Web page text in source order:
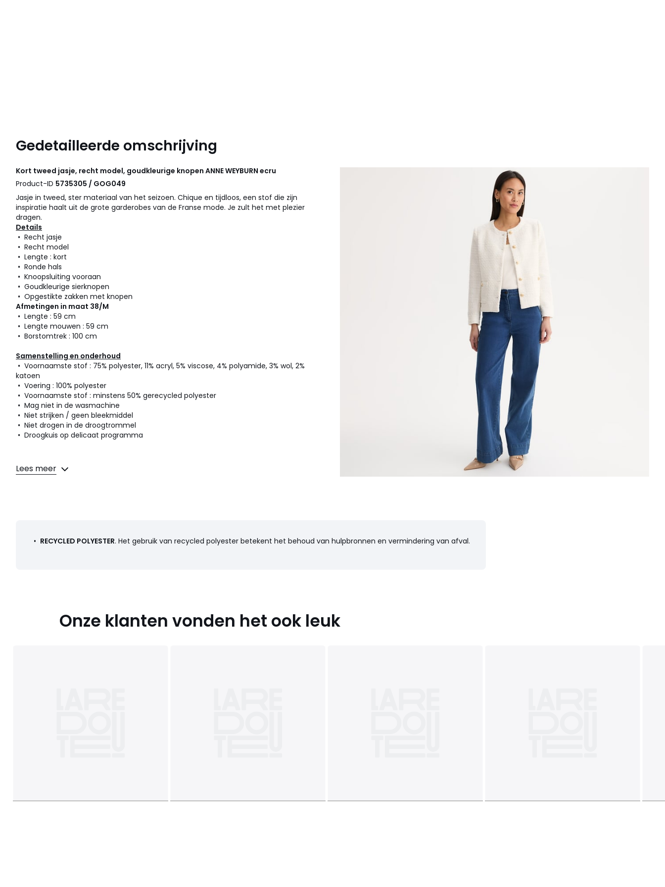
Gedetailleerde omschrijving
Kort tweed jasje, recht model, goudkleurige knopen ANNE WEYBURN ecru
Product-ID 5735305 / GOG049
Jasje in tweed, ster materiaal van het seizoen. Chique en tijdloos, een stof die zijn
inspiratie haalt uit de grote garderobes van de Franse mode. Je zult het met plezier
dragen.
Details
• Recht jasje
• Recht model
• Lengte : kort
• Ronde hals
• Knoopsluiting vooraan
• Goudkleurige sierknopen
• Opgestikte zakken met knopen
Afmetingen in maat 38/M
• Lengte : 59 cm
• Lengte mouwen : 59 cm
• Borstomtrek : 100 cm
Samenstelling en onderhoud
• Voornaamste stof : 75% polyester, 11% acryl, 5% viscose, 4% polyamide, 3% wol, 2%
katoen
• Voering : 100% polyester
• Voornaamste stof : minstens 50% gerecycled polyester
• Mag niet in de wasmachine
• Niet strijken / geen bleekmiddel
• Niet drogen in de droogtrommel
• Droogkuis op delicaat programma
Lees meer
• RECYCLED POLYESTER. Het gebruik van recycled polyester betekent het behoud van hulpbronnen en vermindering van afval.
Onze klanten vonden het ook leuk